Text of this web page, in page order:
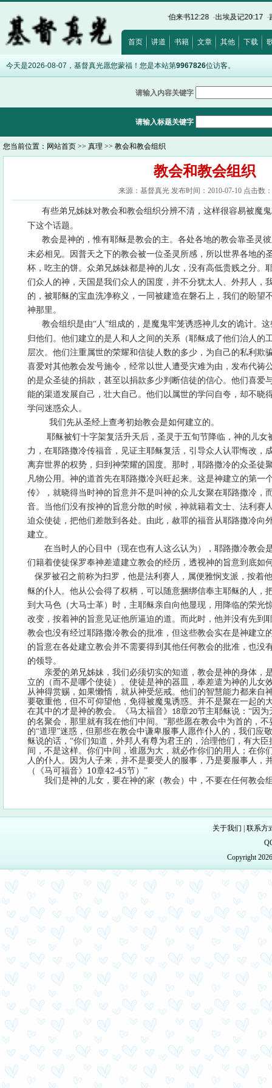
以弗所书5:5·约翰福音8:12 ·诗篇32:5 希伯来书12:28·出埃及记20:17·路加福音
首页 讲道 书籍 文章 其他 下载
今天是2026-08-07，基督真光愿您蒙福！您是本站第9967826位访客。
请输入内容关键字
请输入标题关键字
您当前位置： 网站首页 >> 真理 >> 教会和教会组织
教会和教会组织
来源：基督真光 发布时间：2010-07-10 点击数
有些弟兄姊妹对教会和教会组织分辨不清，这样很容易被魔
下这个话题。
教会是神的，惟有耶稣是教会的主。各处各地的教会靠圣灵
未必相见。因普天之下的教会被一位圣灵所感，所以世界各地的
杯，吃主的饼。众弟兄姊妹都是神的儿女，没有高低贵贱之分。
们众人的神，天国是我们众人的国度，并不分犹太人、外邦人，
的，被耶稣的宝血洗净称义，一同被建造在磐石上，我们的盼望
神那里。
教会组织是由“人”组成的，是魔鬼牢笼诱惑神儿女的诡计。
归他们。他们建立的是人和人之间的关系（耶稣成了他们治人的
层次。他们注重属世的荣耀和信徒人数的多少，为自己的私利欺
喜爱对其他教会发号施令，经常以世人遭受灾难为由，发布代祷
的是众圣徒的捐款，甚至以捐款多少判断信徒的信心。他们喜爱
能的渠道发展自己，壮大自己。他们以属世的学问自夸，却不晓
学问迷惑众人。
我们先从圣经上查考初始教会是如何建立的。
耶稣被钉十字架复活升天后，圣灵于五旬节降临，神的儿女
力，在耶路撒冷传福音，见证主耶稣复活，引导众人认罪悔改，
离弃世界的权势，归到神荣耀的国度。那时，耶路撒冷的众圣徒
凡物公用。神的道首先在耶路撒冷兴旺起来。这是神建立的第一
传》，就晓得当时神的旨意并不是叫神的众儿女聚在耶路撒冷，
音。当他们没有按神的旨意分散的时候，神就籍着文士、法利赛
迫众使徒，把他们差散到各处。由此，赦罪的福音从耶路撒冷向
建立。
在当时人的心目中（现在也有人这么认为），耶路撒冷教会
们籍着使徒保罗奉神差遣建立教会的经历，透视神的旨意到底如
保罗被召之前称为扫罗，他是法利赛人，属便雅悯支派，按着
稣的仆人。他从公会得了权柄，可以随意捆绑信奉主耶稣的人，
到大马色（大马士革）时，主耶稣亲自向他显现，用降临的荣光
改变，按着神的旨意见证他所逼迫的道。而此时，他并没有先到
教会也没有经过耶路撒冷教会的批准，但这些教会实在是神建立
的旨意在各处建立教会并不需要得到其他任何教会的批准，也没
的领导。
亲爱的弟兄姊妹，我们必须切实的知道，教会是神的身体，
立的（而不是哪个使徒）。使徒是神的器皿，奉差遣为神的儿女
从神得赏赐，如果懒惰，就从神受惩戒。他们的智慧能力都来自
要敬重他，但不可仰望他，免得被魔鬼诱惑。并不是聚在一起的
在其中的才是神的教会。《马太福音》 18章20节主耶稣说：“因为
的名聚会，那里就有我在他们中间。”那些愿在教会中为首的，
的“道理”迷惑，但那些在教会中谦卑服事人愿作仆人的，我们应
稣说的话，“你们知道，外邦人有尊为君王的，治理他们，有大
间，不是这样。你们中间，谁愿为大，就必作你们的用人；在你
人的仆人。
因为人子来，并不是要受人的服事，乃是要服事人，
（《马可福音》 10章42-45节）”
我们是神的儿女，要在神的家（教会）中，不要在任何教会
关于我们
联系方
Copyright